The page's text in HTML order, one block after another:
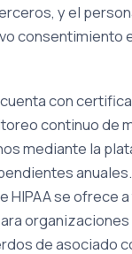
y el
consentimiento
con
continuo de
mediante la
anuales.
HIPAA se ofrece
de asociado